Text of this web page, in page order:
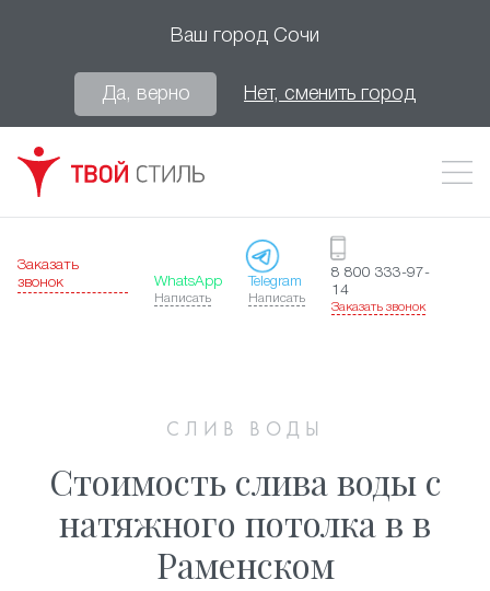
Ваш город Сочи
Да, верно Нет, сменить город
Заказать
звонок
WhatsApp
Написать
Telegram
Написать
8 800 333-97-
14
Заказать звонок
СЛИВ ВОДЫ
Стоимость слива воды с
натяжного потолка в в
Раменском